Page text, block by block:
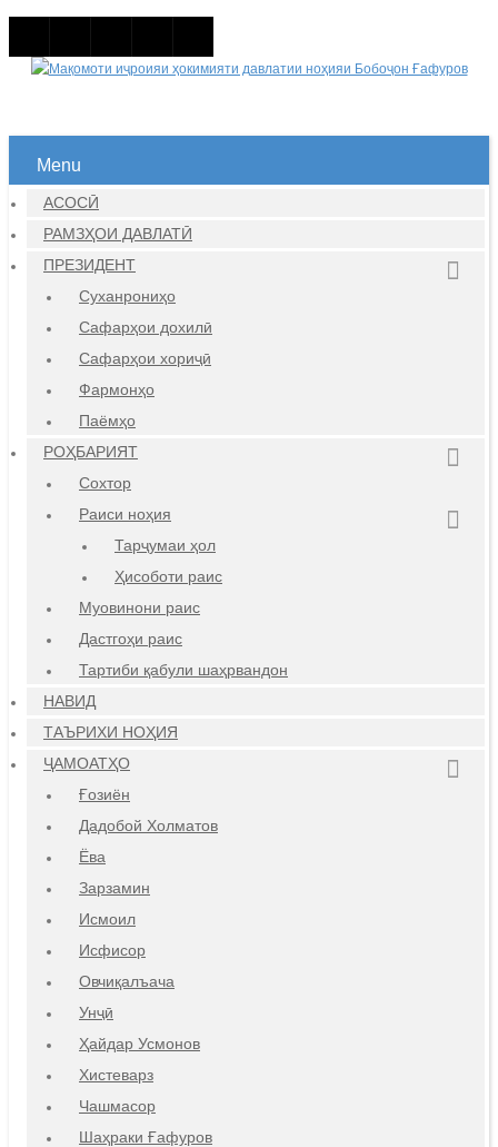
Menu
АСОСӢ
РАМЗҲОИ ДАВЛАТӢ
ПРЕЗИДЕНТ
Суханрониҳо
Сафарҳои дохилӣ
Сафарҳои хориҷӣ
Фармонҳо
Паёмҳо
РОҲБАРИЯТ
Сохтор
Раиси ноҳия
Тарҷумаи ҳол
Ҳисоботи раис
Муовинони раис
Дастгоҳи раис
Тартиби қабули шаҳрвандон
НАВИД
ТАЪРИХИ НОҲИЯ
ҶАМОАТҲО
Ғозиён
Дадобой Холматов
Ёва
Зарзамин
Исмоил
Исфисор
Овчиқалъача
Унҷӣ
Ҳайдар Усмонов
Хистеварз
Чашмасор
Шаҳраки Ғафуров